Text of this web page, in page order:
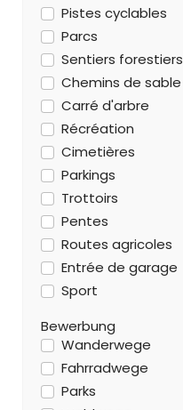
Pistes cyclables
Parcs
Sentiers forestiers
Chemins de sable
Carré d'arbre
Récréation
Cimetières
Parkings
Trottoirs
Pentes
Routes agricoles
Entrée de garage
Sport
Bewerbung
Wanderwege
Fahrradwege
Parks